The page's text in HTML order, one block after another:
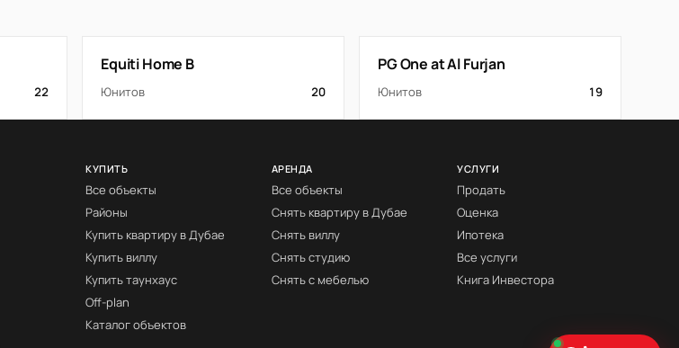
22
Equiti Home B
Юнитов 20
PG One at Al Furjan
Юнитов 19
КУПИТЬ
Все объекты
Районы
Купить квартиру в Дубае
Купить виллу
Купить таунхаус
Off-plan
Каталог объектов
АРЕНДА
Все объекты
Снять квартиру в Дубае
Снять виллу
Снять студию
Снять с мебелью
УСЛУГИ
Продать
Оценка
Ипотека
Все услуги
Книга Инвестора